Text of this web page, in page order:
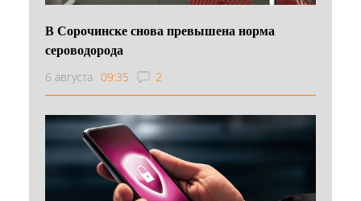
В Сорочинске снова превышена норма
сероводорода
6 августа 09:35 2